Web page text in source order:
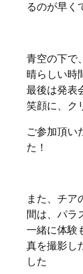
るのが早く
青空の下で、
晴らしい時
最後は発表
笑顔に、
ク
ご参加頂い
た！
また、チア
間は、パラ
一緒に体験
真を撮影し
した